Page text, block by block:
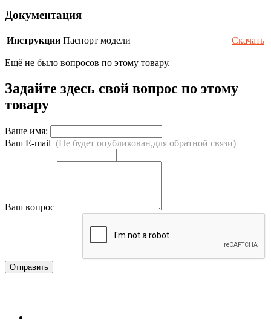
Документация
Инструкции Паспорт модели Скачать
Ещё не было вопросов по этому товару.
Задайте здесь свой вопрос по этому
товару
Ваше имя:
Ваш E-mail (Не будет опубликован,для обратной связи)
Ваш вопрос
Отправить